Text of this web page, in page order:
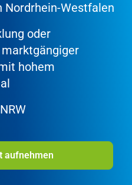
Nordrhein-Westfalen
oder
hohem
aufnehmen